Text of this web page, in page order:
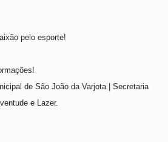
pelo esporte!
de São João da Varjota | Secretaria
e Lazer.